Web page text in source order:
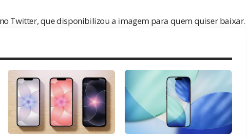
Twitter, que disponibilizou a imagem para quem quiser baixar.